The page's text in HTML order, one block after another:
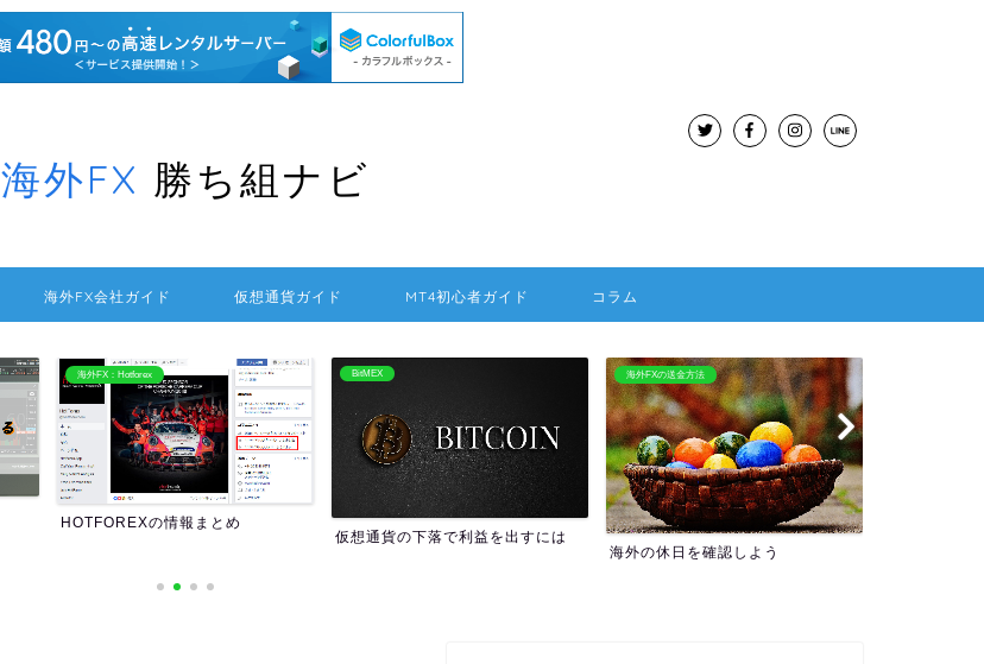
海外FX 勝ち組ナビ
海外FX会社ガイド 仮想通貨ガイド MT4初心者ガイド コラム
BitMEX 海外FXの送金方法 BitMEX
BitMEXはレバレッジ100倍